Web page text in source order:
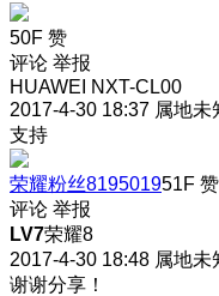
50F 赞
评论 举报
HUAWEI NXT-CL00
2017-4-30 18:37 属地未
支持
荣耀粉丝819501951F 赞
评论 举报
LV7荣耀8
2017-4-30 18:48 属地未
谢谢分享！